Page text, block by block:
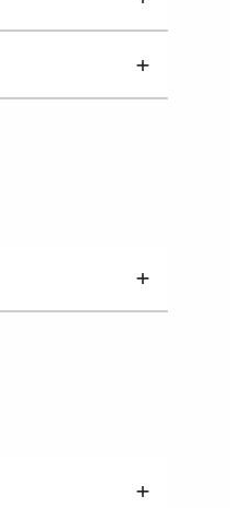
+
+
+